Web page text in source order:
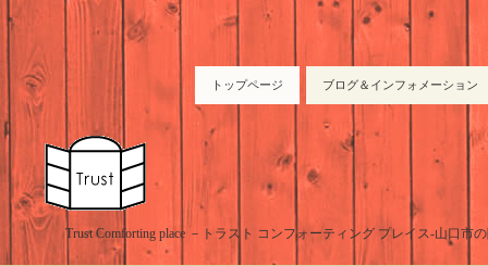
トップページ ブログ＆インフォメーション
Trust Comforting place －トラスト コンフォーティング プレイス-山口市